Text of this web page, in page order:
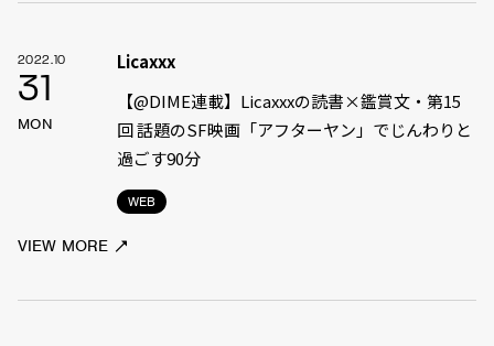
2022.10
31
MON
WEB
Licaxxx
【@DIME連載】Licaxxxの読書×鑑賞文・第15
回 話題のSF映画「アフターヤン」でじんわりと
過ごす90分
VIEW MORE